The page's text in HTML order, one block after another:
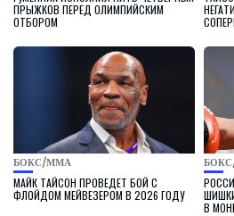
ПРЫЖКОВ ПЕРЕД ОЛИМПИЙСКИМ
ОТБОРОМ
БОКС/ММА
МАЙК ТАЙСОН ПРОВЕДЕТ БОЙ С
ФЛОЙДОМ МЕЙВЕЗЕРОМ В 2026 ГОДУ
В